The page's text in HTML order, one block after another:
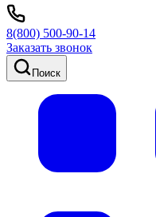
8(800) 500-90-14
Заказать звонок
Поиск